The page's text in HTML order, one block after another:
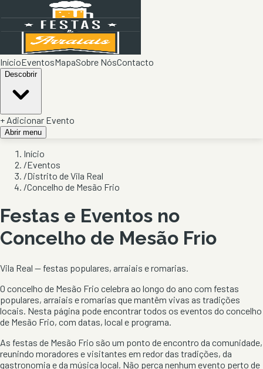
InícioEventosMapaSobre NósContacto
Descobrir
+ Adicionar Evento
Abrir menu
Início
/Eventos
/Distrito de Vila Real
/Concelho de Mesão Frio
Festas e Eventos no
Concelho de Mesão Frio
Vila Real — festas populares, arraiais e romarias.
O concelho de Mesão Frio celebra ao longo do ano com festas
populares, arraiais e romarias que mantêm vivas as tradições
locais. Nesta página pode encontrar todos os eventos do concelho
de Mesão Frio, com datas, local e programa.
As festas de Mesão Frio são um ponto de encontro da comunidade,
reunindo moradores e visitantes em redor das tradições, da
gastronomia e da música local. Não perca nenhum evento perto de